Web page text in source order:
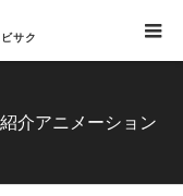
サク
介アニメーション